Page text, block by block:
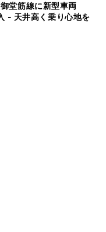
堂筋線に新型車両
- 天井高く乗り心地を